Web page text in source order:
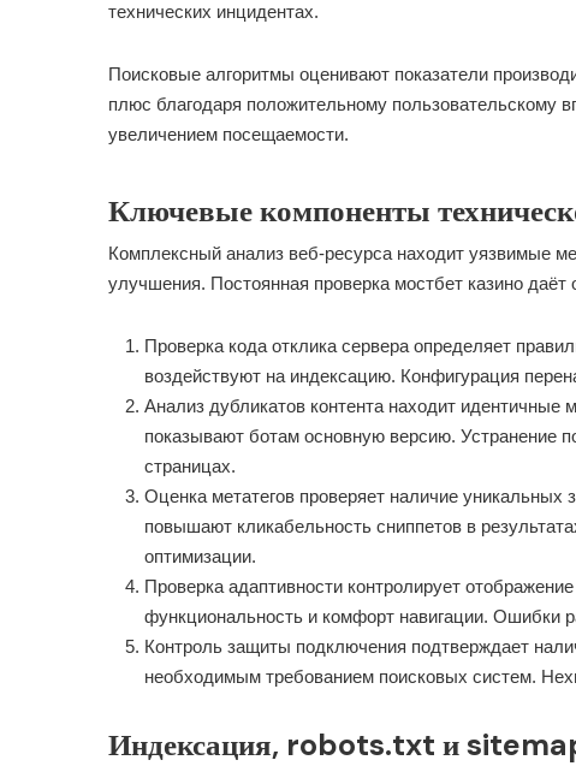
технических инцидентах.
Поисковые алгоритмы оценивают показатели
плюс благодаря положительному пользовательскому
увеличением посещаемости.
Ключевые компоненты
Комплексный анализ веб-ресурса находит уязвимые
улучшения. Постоянная проверка мостбет казино даёт
Проверка кода отклика сервера определяет
воздействуют на индексацию. Конфигурация
Анализ дубликатов контента находит
показывают ботам основную версию. Устранение
страницах.
Оценка метатегов проверяет наличие уникальных
повышают кликабельность сниппетов в
оптимизации.
Проверка адаптивности контролирует
функциональность и комфорт навигации. Ошибки
Контроль защиты подключения подтверждает
необходимым требованием поисковых систем.
Индексация, robots.txt и